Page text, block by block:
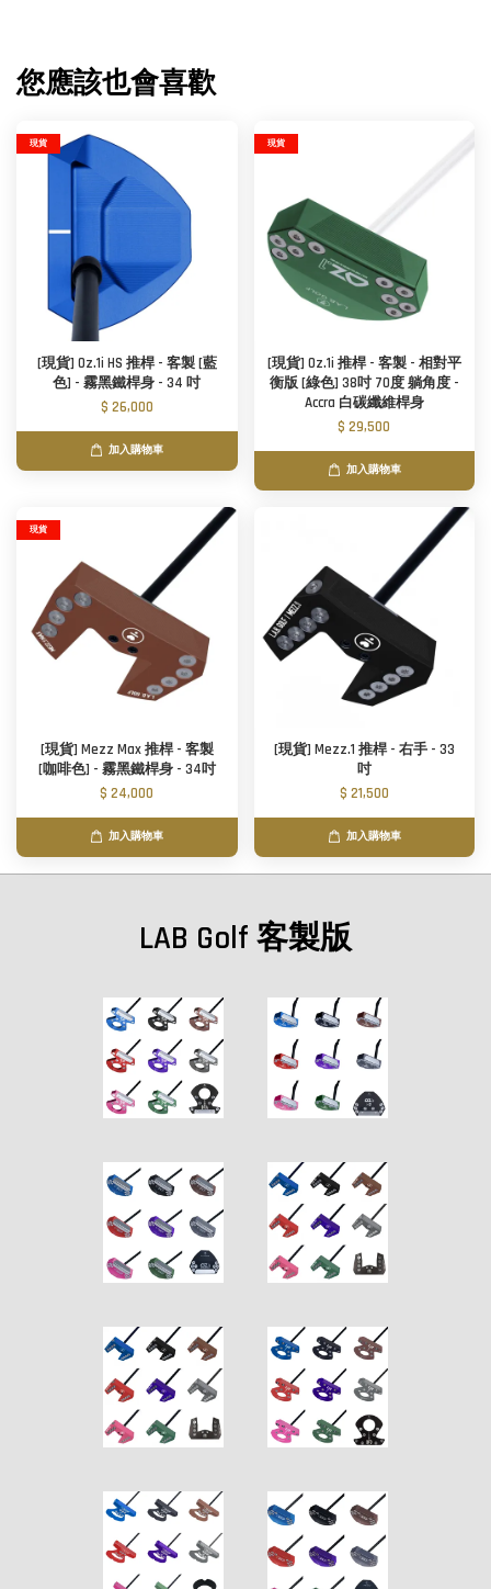
您應該也會喜歡
現貨
[現貨] Oz.1i HS 推桿 - 客製 [藍
色] - 霧黑鐵桿身 - 34 吋
$ 26,000
加入購物車
現貨
[現貨] Oz.1i 推桿 - 客製 - 相對平
衡版 [綠色] 38吋 70度 躺角度 -
Accra 白碳纖維桿身
$ 29,500
加入購物車
現貨
[現貨] Mezz Max 推桿 - 客製
[咖啡色] - 霧黑鐵桿身 - 34吋
$ 24,000
加入購物車
[現貨] Mezz.1 推桿 - 右手 - 33
吋
$ 21,500
加入購物車
LAB Golf 客製版